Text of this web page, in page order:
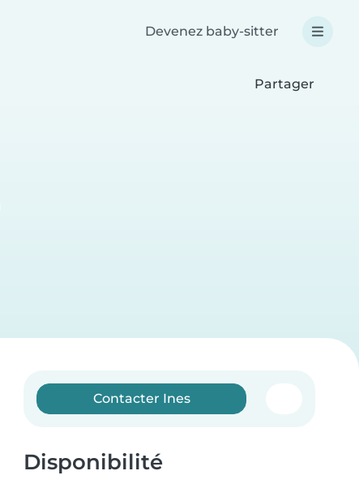
Devenez baby-sitter
Partager
Contacter Ines
Disponibilité